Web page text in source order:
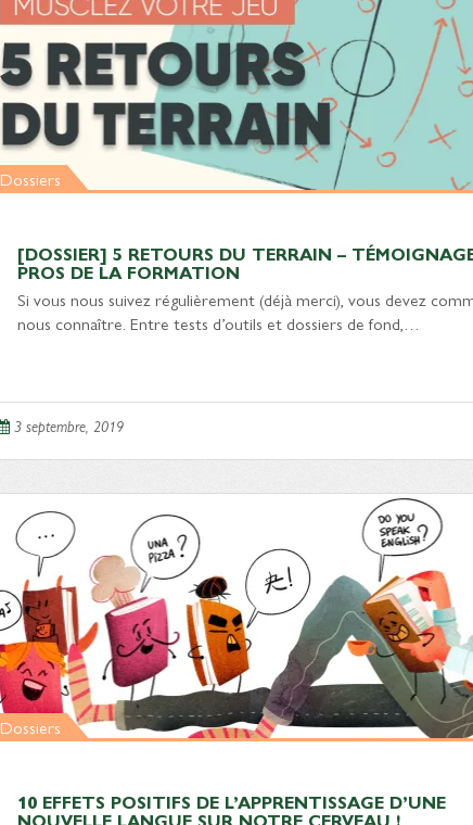
Dossiers
[DOSSIER] 5 RETOURS DU TERRAIN –
PROS DE LA FORMATION
Si vous nous suivez régulièrement (déjà merci), vous devez
nous connaître. Entre tests d’outils et dossiers de fond,…
3 septembre, 2019
Dossiers
10 EFFETS POSITIFS DE L’APPRENTISSAGE D’UNE